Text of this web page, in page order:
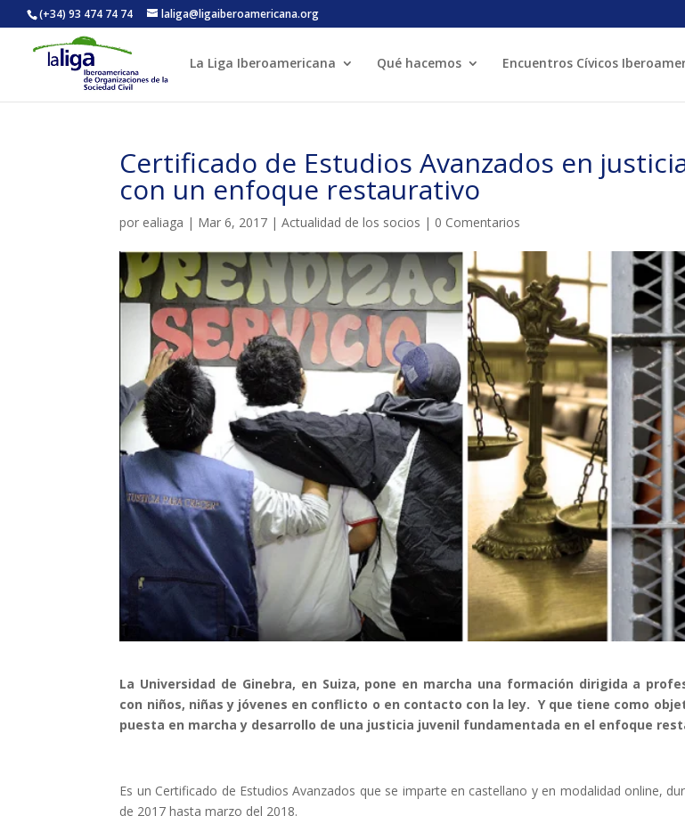
(+34) 93 474 74 74 laliga@ligaiberoamericana.org
La Liga Iberoamericana Qué hacemos Encuentros Cívicos
Certificado de Estudios Avanzados en
con un enfoque restaurativo
por ealiaga | Mar 6, 2017 |Actualidad de los socios | 0 Comentarios
La Universidad de Ginebra, en Suiza, pone en marcha una formación dirigida a
con niños, niñas y jóvenes en conflicto o en contacto con la ley. Y que tiene como
puesta en marcha y desarrollo de una justicia juvenil fundamentada en el enfoque
Es un Certificado de Estudios Avanzados que se imparte en castellano y en modalidad online,
de 2017 hasta marzo del 2018.
ACTIVITATS D'ESTIU MÓN ESCOLAR
CASES DE COLÒNIES ACCIÓ SOCIAL I JOVES
CONEIX FUNDESPLAI
La Fundació
L'equip
Missió i valors
Els comptes clars
Memòria d'activitats
Proposta educativa
ACTUALITAT
Notícies
Butlletins
Diari de la
Fundesplai als
Xarxes socials